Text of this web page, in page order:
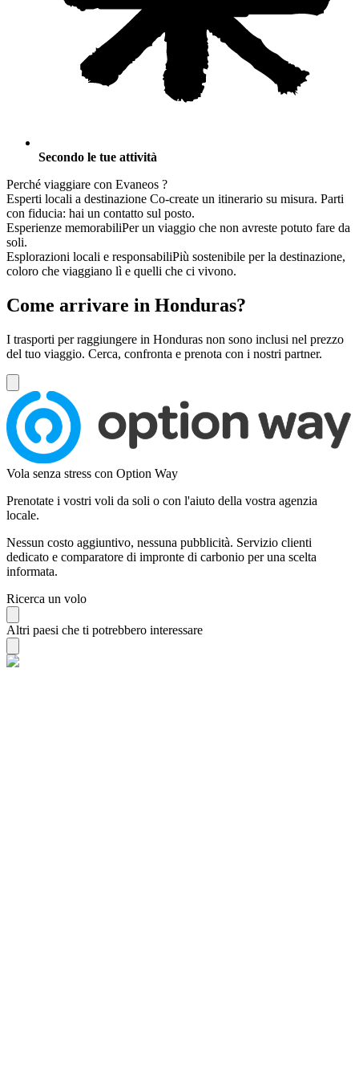
Secondo le tue attività
Perché viaggiare con Evaneos ?
Esperti locali a destinazione Co-create un itinerario su misura. Parti
con fiducia: hai un contatto sul posto.
Esperienze memorabiliPer un viaggio che non avreste potuto fare da
soli.
Esplorazioni locali e responsabiliPiù sostenibile per la destinazione,
coloro che viaggiano lì e quelli che ci vivono.
Come arrivare in Honduras?
I trasporti per raggiungere in Honduras non sono inclusi nel prezzo
del tuo viaggio. Cerca, confronta e prenota con i nostri partner.
Vola senza stress con Option Way
Prenotate i vostri voli da soli o con l'aiuto della vostra agenzia
locale.
Nessun costo aggiuntivo, nessuna pubblicità. Servizio clienti
dedicato e comparatore di impronte di carbonio per una scelta
informata.
Ricerca un volo
Altri paesi che ti potrebbero interessare